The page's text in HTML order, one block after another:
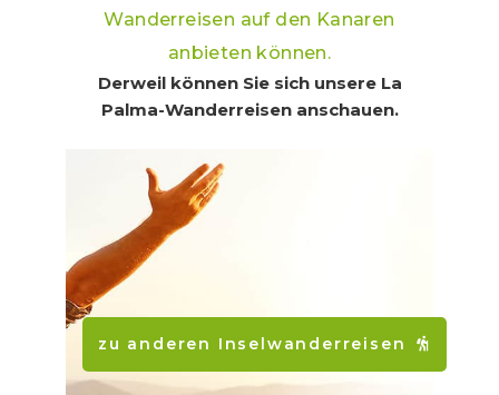
Wanderreisen auf den Kanaren
anbieten können.
Derweil können Sie sich unsere La
Palma-Wanderreisen anschauen.
zu anderen Inselwanderreisen